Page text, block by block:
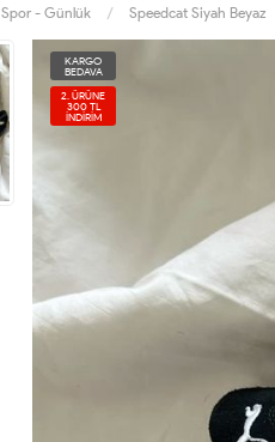
Spor - Günlük Speedcat Siyah Beyaz
KARGO
BEDAVA
2. ÜRÜNE
300 TL
İNDİRİM